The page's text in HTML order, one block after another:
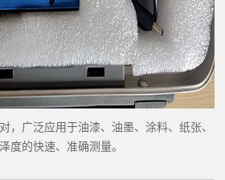
，广泛应用于油漆、油墨、涂料、纸张、
度的快速、准确测量。